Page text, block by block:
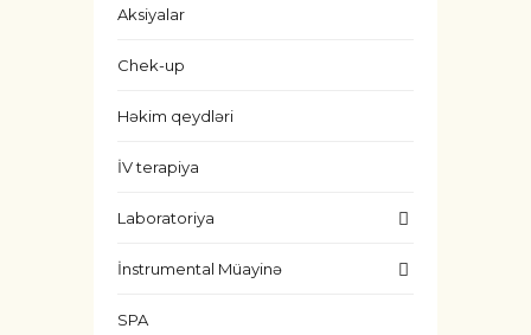
Aksiyalar
Chek-up
Həkim qeydləri
İV terapiya
Laboratoriya
İnstrumental Müayinə
SPA